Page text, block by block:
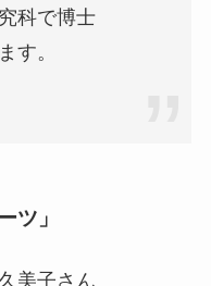
科で博士
す。
ツ」
美子さん